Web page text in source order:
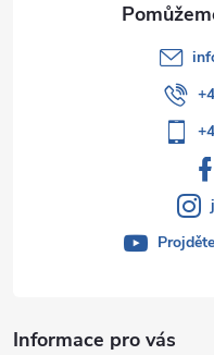
Informace pro vás